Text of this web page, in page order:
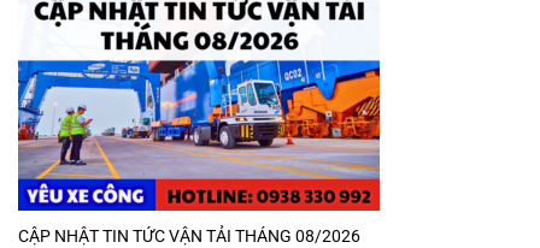
CẬP NHẬT TIN TỨC VẬN TẢI THÁNG 08/2026